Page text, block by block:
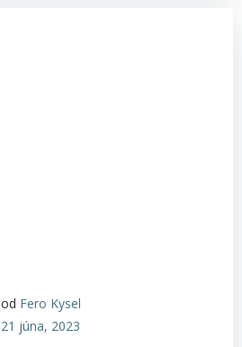
od Fero Kysel
21 júna, 2023